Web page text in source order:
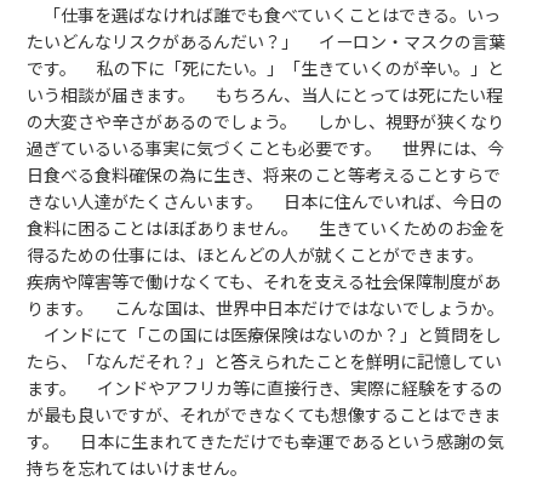
「仕事を選ばなければ誰でも食べていくことはできる。いっ
たいどんなリスクがあるんだい？」 イーロン・マスクの言葉
です。 私の下に「死にたい。」「生きていくのが辛い。」と
いう相談が届きます。 もちろん、当人にとっては死にたい程
の大変さや辛さがあるのでしょう。 しかし、視野が狭くなり
過ぎているいる事実に気づくことも必要です。 世界には、今
日食べる食料確保の為に生き、将来のこと等考えることすらで
きない人達がたくさんいます。 日本に住んでいれば、今日の
食料に困ることはほぼありません。 生きていくためのお金を
得るための仕事には、ほとんどの人が就くことができます。
疾病や障害等で働けなくても、それを支える社会保障制度があ
ります。 こんな国は、世界中日本だけではないでしょうか。
インドにて「この国には医療保険はないのか？」と質問をし
たら、「なんだそれ？」と答えられたことを鮮明に記憶してい
ます。 インドやアフリカ等に直接行き、実際に経験をするの
が最も良いですが、それができなくても想像することはできま
す。 日本に生まれてきただけでも幸運であるという感謝の気
持ちを忘れてはいけません。